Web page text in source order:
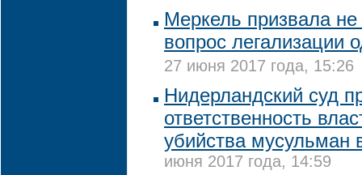
Меркель призвала не
вопрос легализации
27 июня 2017 года, 15:26
Нидерландский суд
ответственность
убийства мусульман
июня 2017 года, 14:59